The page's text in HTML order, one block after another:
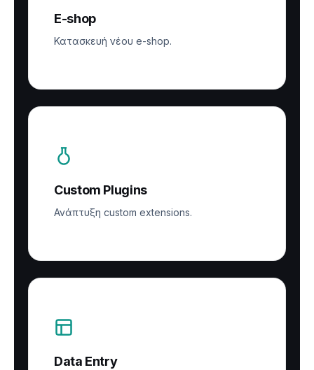
E-shop
Κατασκευή νέου e-shop.
Custom Plugins
Ανάπτυξη custom extensions.
Data Entry